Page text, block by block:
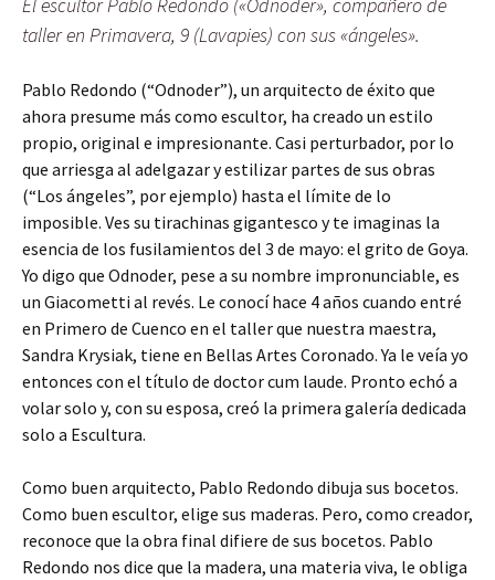
taller en Primavera, 9 (Lavapies) con sus «ángeles».
Pablo Redondo (“Odnoder”), un arquitecto de éxito que
ahora presume más como escultor, ha creado un estilo
propio, original e impresionante. Casi perturbador, por lo
que arriesga al adelgazar y estilizar partes de sus obras
(“Los ángeles”, por ejemplo) hasta el límite de lo
imposible. Ves su tirachinas gigantesco y te imaginas la
esencia de los fusilamientos del 3 de mayo: el grito de Goya.
Yo digo que Odnoder, pese a su nombre impronunciable, es
un Giacometti al revés. Le conocí hace 4 años cuando entré
en Primero de Cuenco en el taller que nuestra maestra,
Sandra Krysiak, tiene en Bellas Artes Coronado. Ya le veía yo
entonces con el título de doctor cum laude. Pronto echó a
volar solo y, con su esposa, creó la primera galería dedicada
solo a Escultura.
Como buen arquitecto, Pablo Redondo dibuja sus bocetos.
Como buen escultor, elige sus maderas. Pero, como creador,
reconoce que la obra final difiere de sus bocetos. Pablo
Redondo nos dice que la madera, una materia viva, le obliga